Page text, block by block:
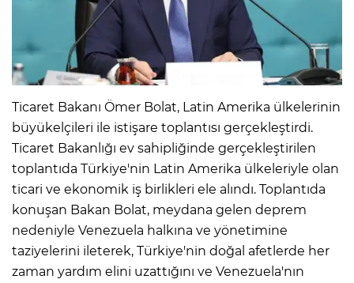
Ticaret Bakanı Ömer Bolat, Latin Amerika ülkelerinin
büyükelçileri ile istişare toplantısı gerçekleştirdi.
Ticaret Bakanlığı ev sahipliğinde gerçekleştirilen
toplantıda Türkiye'nin Latin Amerika ülkeleriyle olan
ticari ve ekonomik iş birlikleri ele alındı. Toplantıda
konuşan Bakan Bolat, meydana gelen deprem
nedeniyle Venezuela halkına ve yönetimine
taziyelerini ileterek, Türkiye'nin doğal afetlerde her
zaman yardım elini uzattığını ve Venezuela'nın